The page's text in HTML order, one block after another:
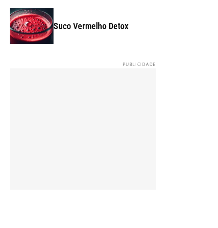
Suco Vermelho Detox